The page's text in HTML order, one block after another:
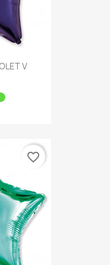
V
favorite_border